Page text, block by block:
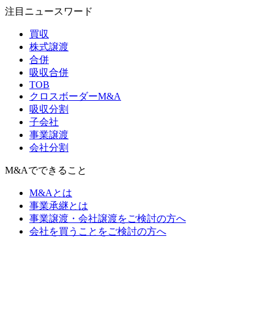
注目ニュースワード
買収
株式譲渡
合併
吸収合併
TOB
クロスボーダーM&A
吸収分割
子会社
事業譲渡
会社分割
M&Aでできること
M&Aとは
事業承継とは
事業譲渡・会社譲渡をご検討の方へ
会社を買うことをご検討の方へ